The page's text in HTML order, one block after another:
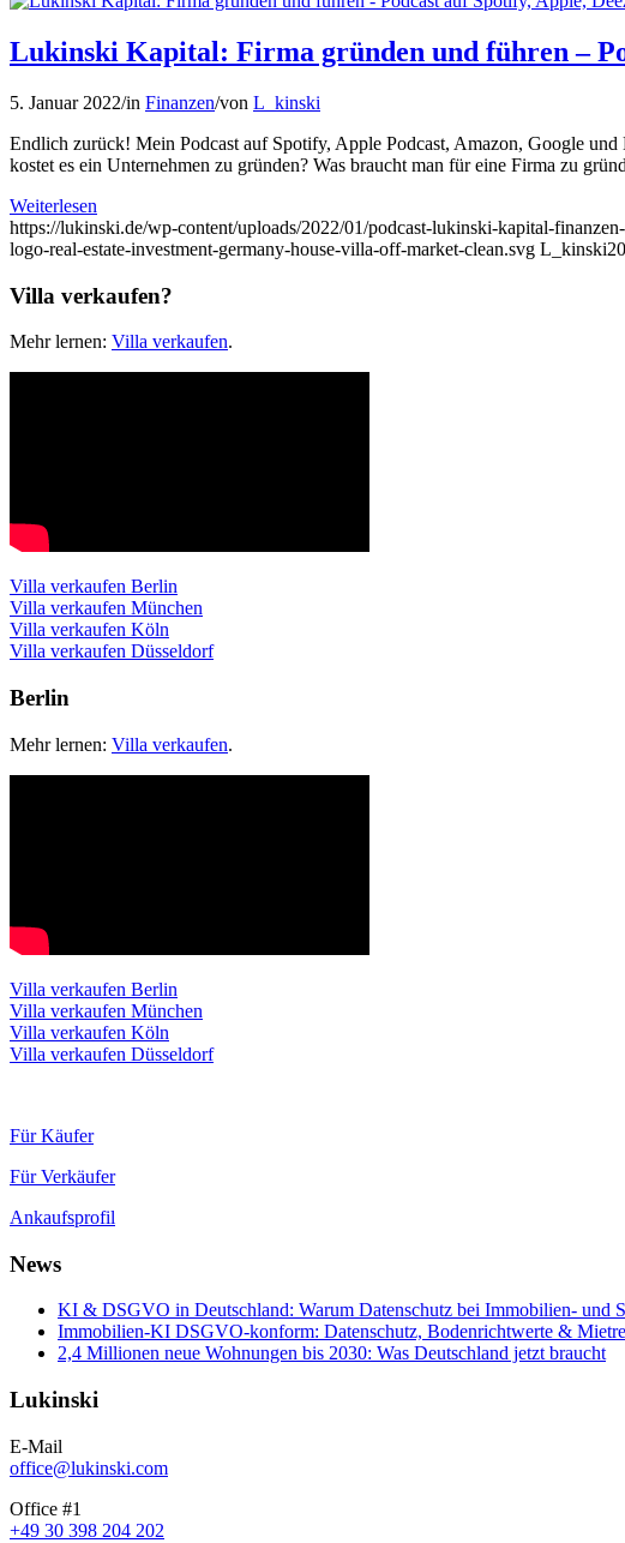
Lukinski Kapital: Firma gründen und führen –
5. Januar 2022/in Finanzen/von L_kinski
Endlich zurück! Mein Podcast auf Spotify, Apple Podcast, Amazon, Google
kostet es ein Unternehmen zu gründen? Was braucht man für eine Firma zu
Weiterlesen
https://lukinski.de/wp-content/uploads/2022/01/podcast-lukinski-kapital-
logo-real-estate-investment-germany-house-villa-off-market-clean.svg L_kinski
Villa verkaufen?
Mehr lernen: Villa verkaufen.
Villa verkaufen Berlin
Villa verkaufen München
Villa verkaufen Köln
Villa verkaufen Düsseldorf
Berlin
Mehr lernen: Villa verkaufen.
Villa verkaufen Berlin
Villa verkaufen München
Villa verkaufen Köln
Villa verkaufen Düsseldorf
Für Käufer
Für Verkäufer
Ankaufsprofil
News
KI & DSGVO in Deutschland: Warum Datenschutz bei Immobilien- und
Immobilien-KI DSGVO-konform: Datenschutz, Bodenrichtwerte &
2,4 Millionen neue Wohnungen bis 2030: Was Deutschland jetzt braucht
Lukinski
E-Mail
office@lukinski.com
Office #1
+49 30 398 204 202